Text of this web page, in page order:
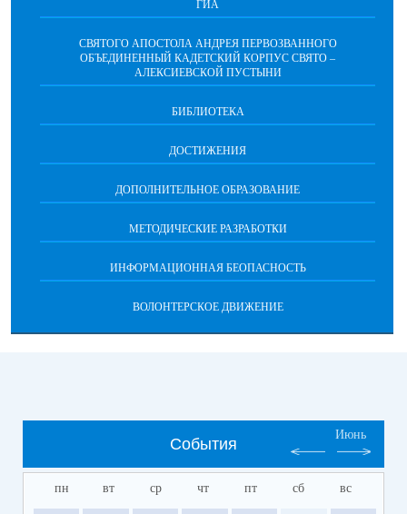
ГИА
СВЯТОГО АПОСТОЛА АНДРЕЯ ПЕРВОЗВАННОГО
ОБЪЕДИНЕННЫЙ КАДЕТСКИЙ КОРПУС СВЯТО –
АЛЕКСИЕВСКОЙ ПУСТЫНИ
БИБЛИОТЕКА
ДОСТИЖЕНИЯ
ДОПОЛНИТЕЛЬНОЕ ОБРАЗОВАНИЕ
МЕТОДИЧЕСКИЕ РАЗРАБОТКИ
ИНФОРМАЦИОННАЯ БЕОПАСНОСТЬ
ВОЛОНТЕРСКОЕ ДВИЖЕНИЕ
События
Июнь
пн вт ср чт пт сб вс